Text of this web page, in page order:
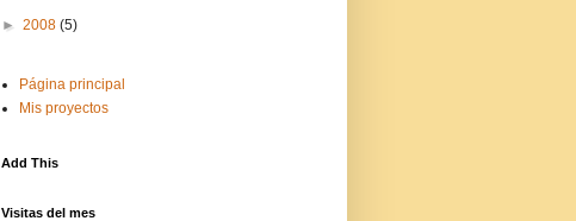
► 2008 (5)
Página principal
Mis proyectos
Add This
Visitas del mes